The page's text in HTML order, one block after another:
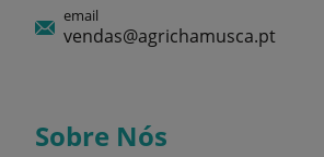
email
vendas@agrichamusca.pt
Sobre Nós